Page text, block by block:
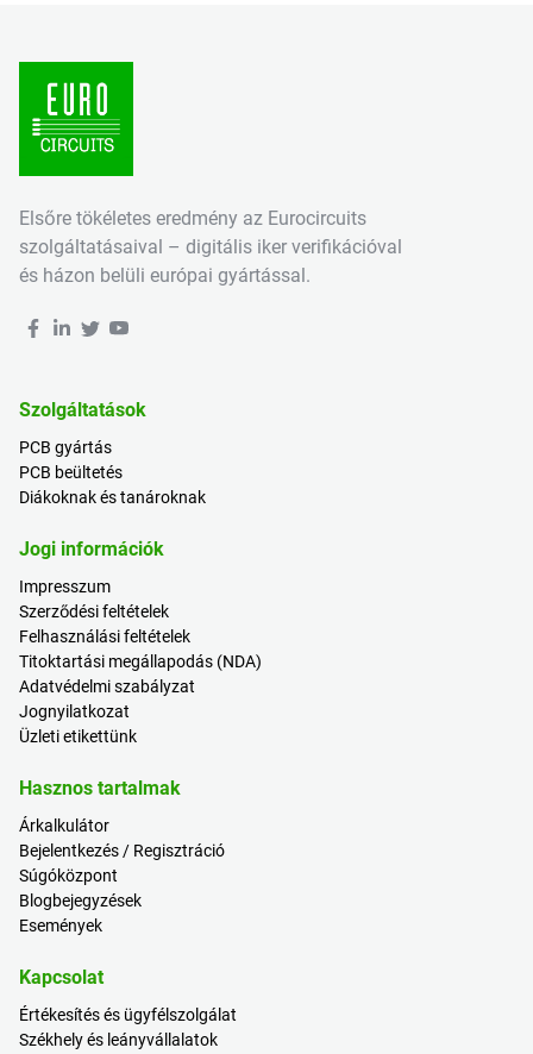
Elsőre tökéletes eredmény az Eurocircuits
szolgáltatásaival – digitális iker verifikációval
és házon belüli európai gyártással.
Szolgáltatások
PCB gyártás
PCB beültetés
Diákoknak és tanároknak
Jogi információk
Impresszum
Szerződési feltételek
Felhasználási feltételek
Titoktartási megállapodás (NDA)
Adatvédelmi szabályzat
Jognyilatkozat
Üzleti etikettünk
Hasznos tartalmak
Árkalkulátor
Bejelentkezés / Regisztráció
Súgóközpont
Blogbejegyzések
Események
Kapcsolat
Értékesítés és ügyfélszolgálat
Székhely és leányvállalatok